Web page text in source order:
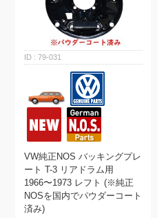
79-031
VW純正NOS バッキングプレ
ート T-3 リアドラム用
1966〜1973 レフト (※純正
NOSを国内でパウダーコート
済み)